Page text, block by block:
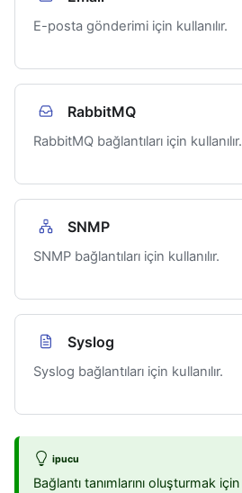
E-posta gönderimi için kullanılır.
RabbitMQ
RabbitMQ bağlantıları için kullanılır.
SNMP
SNMP bağlantıları için kullanılır.
Syslog
Syslog bağlantıları için kullanılır.
ipucu
Bağlantı tanımlarını oluşturmak için